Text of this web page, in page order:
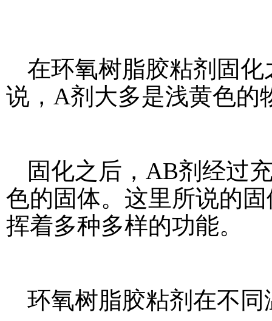
在环氧树脂胶粘剂固
说，A剂大多是浅黄色的
固化之后，AB剂经过
色的固体。这里所说的
挥着多种多样的功能。
环氧树脂胶粘剂在不